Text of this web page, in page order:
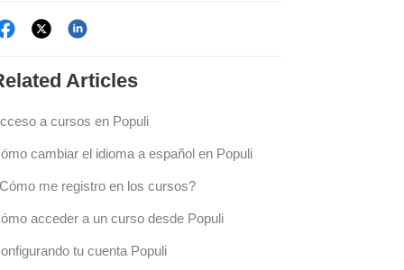
Articles
a cursos en Populi
cambiar el idioma a español en Populi
me registro en los cursos?
acceder a un curso desde Populi
tu cuenta Populi